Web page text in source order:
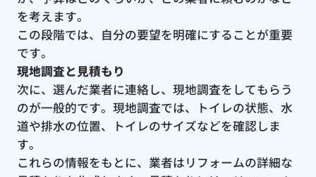
を考えます。
この段階では、自分の要望を明確にすることが重要
です。
現地調査と見積もり
次に、選んだ業者に連絡し、現地調査をしてもらう
のが一般的です。現地調査では、トイレの状態、水
道や排水の位置、トイレのサイズなどを確認しま
す。
これらの情報をもとに、業者はリフォームの詳細な